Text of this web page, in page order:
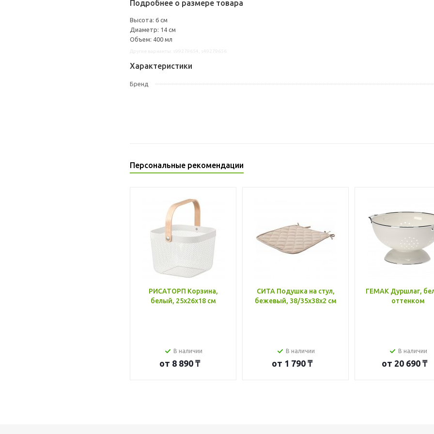
Подробнее о размере товара
Высота: 6 см
Диаметр: 14 см
Объем: 400 мл
Характеристики
Бренд
Персональные рекомендации
РИСАТОРП Корзина,
белый, 25x26x18 см
В наличии
от 8 890 ₸
СИТА Подушка на стул,
бежевый, 38/35x38x2 см
В наличии
от 1 790 ₸
ГЕМАК Дуршлаг,
оттенком
В наличии
от 20 690 ₸